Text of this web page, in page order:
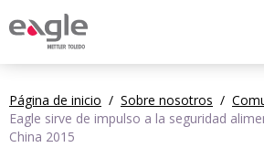
Página de inicio / Sobre nosotros /
Eagle sirve de impulso a la seguridad
China 2015